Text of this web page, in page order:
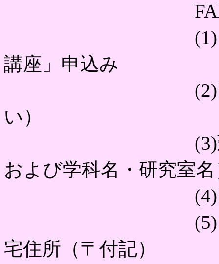
FAXでも
(1)「平成20
講座」申込み
(2)氏名（ふ
い）
(3)勤務先（
および学科名・研究室
(4)同所在地
(5)電子メー
宅住所（〒付記）